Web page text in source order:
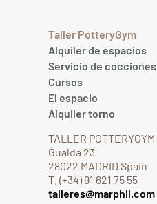
Taller PotteryGym
Alquiler de espacios
Servicio de cocciones
Cursos
El espacio
Alquiler torno
TALLER POTTERYGYM
Gualda 23
28022 MADRID Spain
T. (+34) 91 621 75 55
talleres@marphil.com